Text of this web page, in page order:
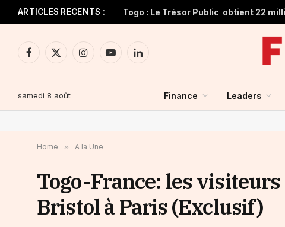
ARTICLES RECENTS :
Facebook
X
InstagramYouTubeLinkedIn
samedi 8 août Finance Leaders
Home » A la Une
Togo-France: les
Bristol à Paris (Exclusif)